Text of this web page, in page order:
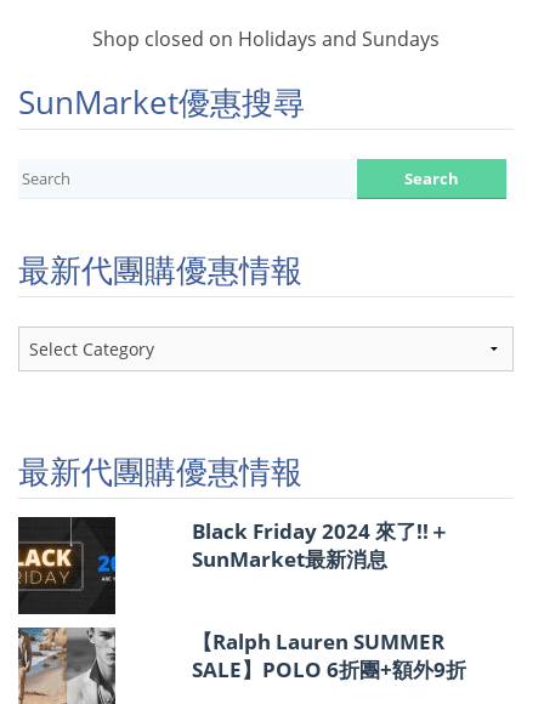
Shop closed on Holidays and Sundays
SunMarket優惠搜尋
最新代團購優惠情報
最
新
優
惠
情
報
最新代團購優惠情報
Black Friday 2024 來了!!＋
SunMarket最新消息
【Ralph Lauren SUMMER
SALE】POLO 6折團+額外9折